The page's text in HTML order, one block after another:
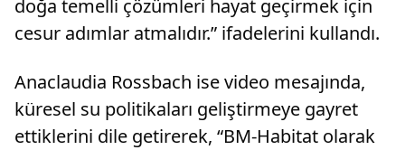
doğa temelli çözümleri hayat geçirmek için
cesur adımlar atmalıdır.” ifadelerini kullandı.
Anaclaudia Rossbach ise video mesajında,
küresel su politikaları geliştirmeye gayret
ettiklerini dile getirerek, “BM-Habitat olarak